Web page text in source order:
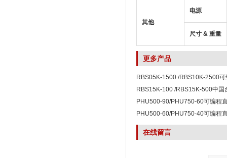
其他
电源
尺寸 & 重量
更多产品
RBS05K-1500 /RBS10K-2500
RBS15K-100 /RBS15K-500中国
列可编程双向直流电源
PHU500-90/PHU750-60可编程
PHU500-60/PHU750-40可编程
在线留言